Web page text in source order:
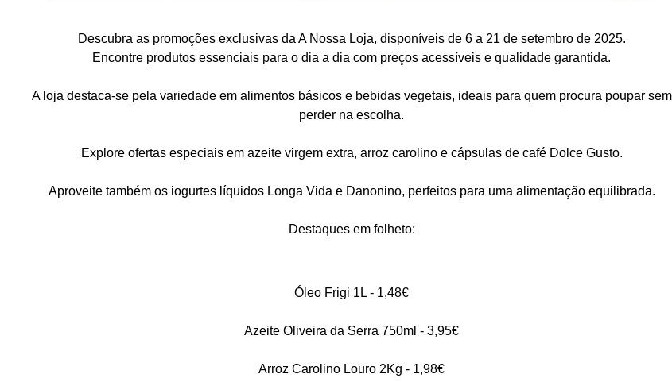
Descubra as promoções exclusivas da A Nossa Loja, disponíveis de 6 a 21 de setembro de 2025.
Encontre produtos essenciais para o dia a dia com preços acessíveis e qualidade garantida.
A loja destaca-se pela variedade em alimentos básicos e bebidas vegetais, ideais para quem procura poupar sem
perder na escolha.
Explore ofertas especiais em azeite virgem extra, arroz carolino e cápsulas de café Dolce Gusto.
Aproveite também os iogurtes líquidos Longa Vida e Danonino, perfeitos para uma alimentação equilibrada.
Destaques em folheto:
Óleo Frigi 1L - 1,48€
Azeite Oliveira da Serra 750ml - 3,95€
Arroz Carolino Louro 2Kg - 1,98€